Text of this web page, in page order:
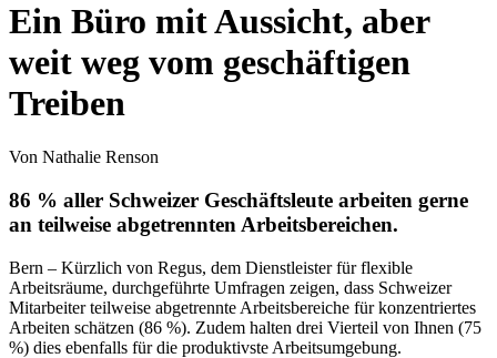
Ein Büro mit Aussicht, aber
weit weg vom geschäftigen
Treiben
Von Nathalie Renson
86 % aller Schweizer Geschäftsleute arbeiten gerne
an teilweise abgetrennten Arbeitsbereichen.
Bern – Kürzlich von Regus, dem Dienstleister für flexible
Arbeitsräume, durchgeführte Umfragen zeigen, dass Schweizer
Mitarbeiter teilweise abgetrennte Arbeitsbereiche für konzentriertes
Arbeiten schätzen (86 %). Zudem halten drei Vierteil von Ihnen (75
%) dies ebenfalls für die produktivste Arbeitsumgebung.